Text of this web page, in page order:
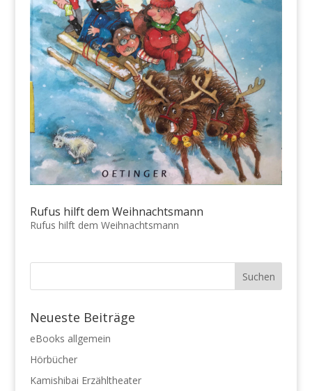
Rufus hilft dem Weihnachtsmann
Rufus hilft dem Weihnachtsmann
Neueste Beiträge
eBooks allgemein
Hörbücher
Kamishibai Erzähltheater